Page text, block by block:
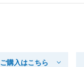
ご購入はこちら